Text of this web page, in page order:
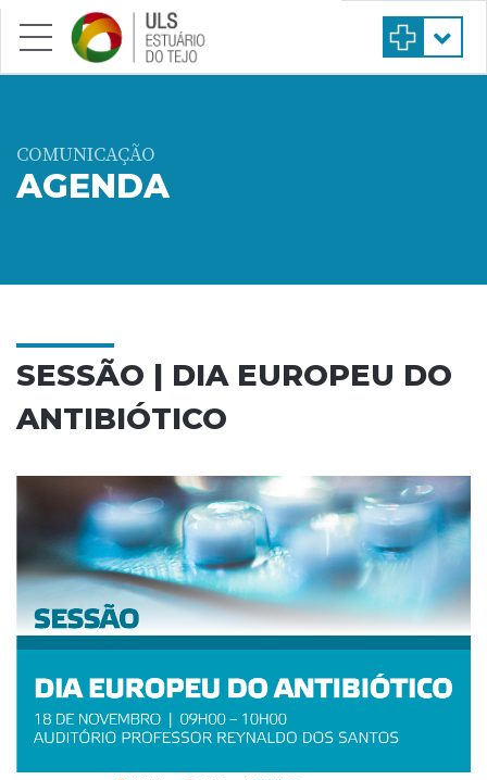
Saltar para conteúdo principal
COMUNICAÇÃO
AGENDA
SESSÃO | DIA EUROPEU DO
ANTIBIÓTICO